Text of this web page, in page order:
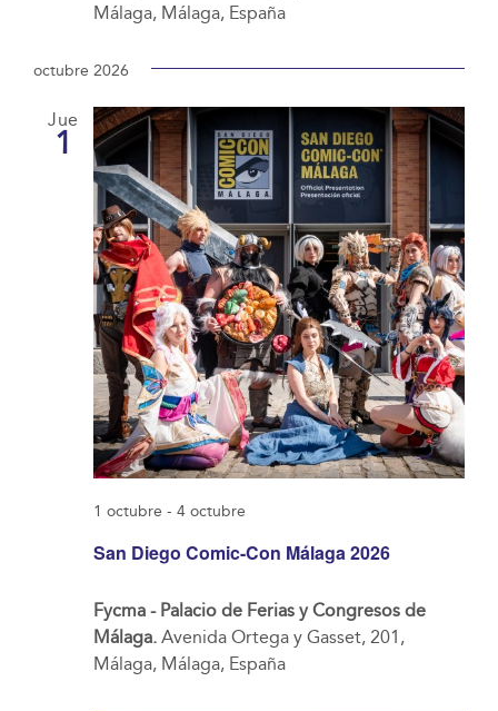
Málaga, Málaga, España
octubre 2026
Jue
1
San Diego Comic-Con Málaga 2026
1 octubre - 4 octubre
Fycma - Palacio de Ferias y Congresos de
Málaga. Avenida Ortega y Gasset, 201,
Málaga, Málaga, España